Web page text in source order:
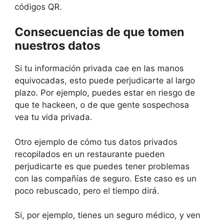
códigos QR.
Consecuencias de que tomen
nuestros datos
Si tu información privada cae en las manos
equivocadas, esto puede perjudicarte al largo
plazo. Por ejemplo, puedes estar en riesgo de
que te hackeen, o de que gente sospechosa
vea tu vida privada.
Otro ejemplo de cómo tus datos privados
recopilados en un restaurante pueden
perjudicarte es que puedes tener problemas
con las compañías de seguro. Este caso es un
poco rebuscado, pero el tiempo dirá.
Si, por ejemplo, tienes un seguro médico, y ven